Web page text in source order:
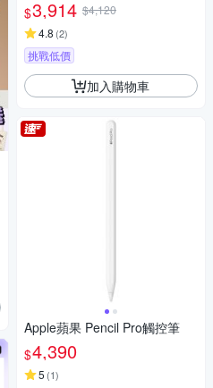
$3,914 $4,120
4.8 (2)
挑戰低價
加入購物車
Apple蘋果 Pencil Pro觸控筆
$4,390
5 (1)